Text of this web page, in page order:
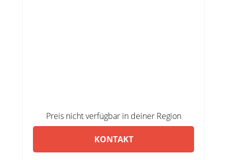
Preis nicht verfügbar in deiner Region
KONTAKT